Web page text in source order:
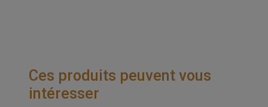
Ces produits peuvent vous
intéresser